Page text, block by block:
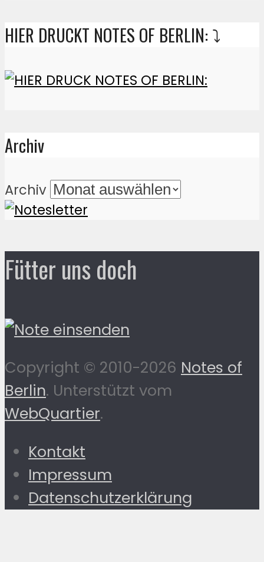
HIER DRUCKT NOTES OF BERLIN: ⤵️
Archiv
Archiv
Fütter uns doch
Copyright © 2010-2026 Notes of
Berlin. Unterstützt vom
WebQuartier.
Kontakt
Impressum
Datenschutzerklärung